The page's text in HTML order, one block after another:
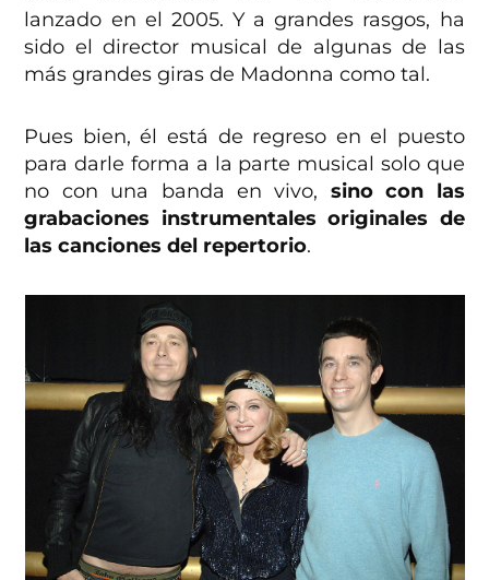
lanzado en el 2005. Y a grandes rasgos, ha
sido el director musical de algunas de las
más grandes giras de Madonna como tal.
Pues bien, él está de regreso en el puesto
para darle forma a la parte musical solo que
no con una banda en vivo, sino con las
grabaciones instrumentales originales de
las canciones del repertorio.